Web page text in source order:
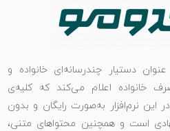
دستیار چندرسانه‌ای خانواده و
خانواده اعلام می‌کند که کلیه‌ی
این نرم‌افزار به‌صورت رایگان و بدون
است و همچنین محتواهای متنی،